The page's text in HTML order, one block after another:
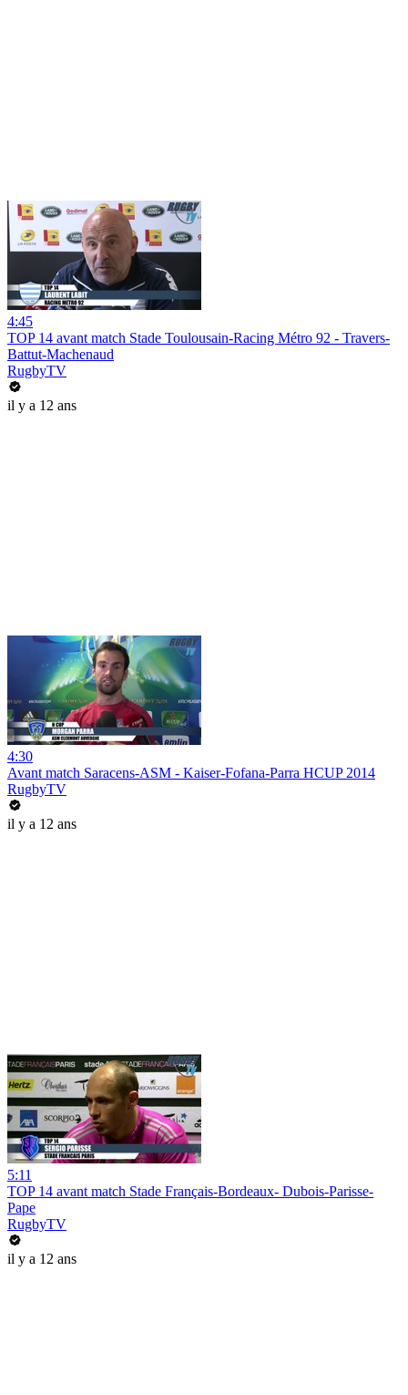
4:45
TOP 14 avant match Stade Toulousain-Racing Métro 92 - Travers-
Battut-Machenaud
RugbyTV
il y a 12 ans
4:30
Avant match Saracens-ASM - Kaiser-Fofana-Parra HCUP 2014
RugbyTV
il y a 12 ans
5:11
TOP 14 avant match Stade Français-Bordeaux- Dubois-Parisse-
Pape
RugbyTV
il y a 12 ans